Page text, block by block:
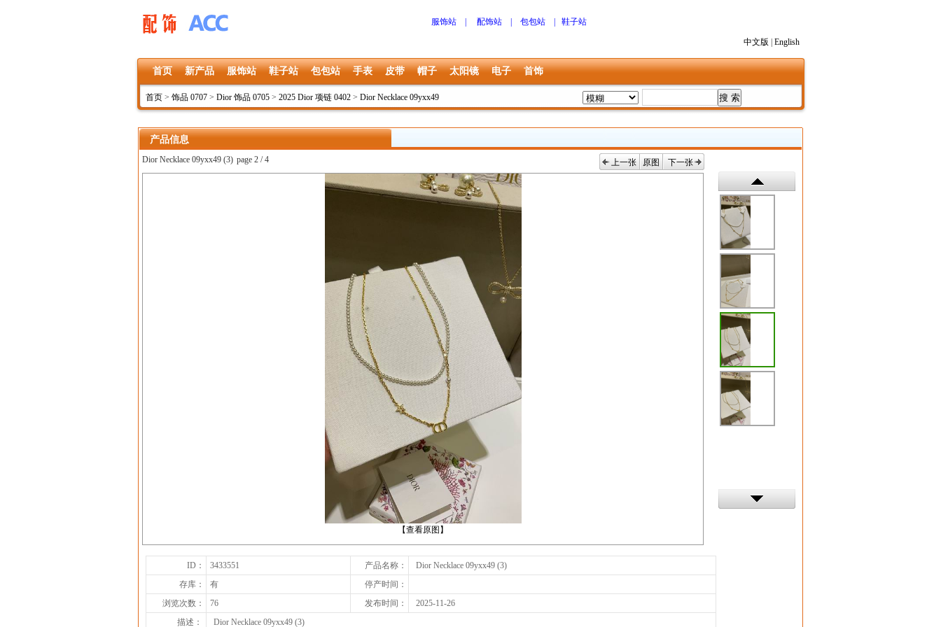
服饰站 配饰站 包包站 鞋子站
中文版 English
首页 新产品 服饰站 鞋子站 包包站 手表 皮带 帽子 太阳镜 电子 首饰
首页 > 饰品 0707 > Dior 饰品 0705 > 2025 Dior 项链 0402 > Dior Necklace 09yxx49
产品信息
Dior Necklace 09yxx49 (3) page 2 / 4 上一张 原图 下一张
【查看原图】
上一张
ID： 3433551 产品名称：
Dior Necklace 09yxx49 (3)
存库：
有
停产时间：
浏览次数：
76 发布时间：
2025-11-26
描述：
Dior Necklace 09yxx49 (3)